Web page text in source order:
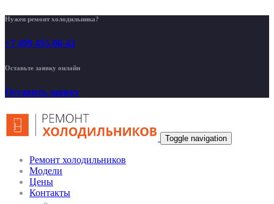
Нужен ремонт холодильника?
+7 499 455-00-42
Оставьте заявку онлайн
Оставить заявку
Toggle navigation
Ремонт холодильников
Модели
Цены
Контакты